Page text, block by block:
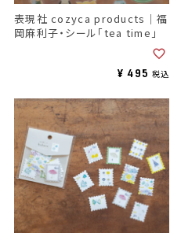
表現社 cozyca products｜福
岡麻利子・シール「tea time」
¥ 495 税込